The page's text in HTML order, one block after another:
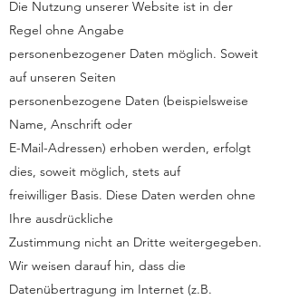
Die Nutzung unserer Website ist in der
Regel ohne Angabe
personenbezogener Daten möglich. Soweit
auf unseren Seiten
personenbezogene Daten (beispielsweise
Name, Anschrift oder
E-Mail-Adressen) erhoben werden, erfolgt
dies, soweit möglich, stets auf
freiwilliger Basis. Diese Daten werden ohne
Ihre ausdrückliche
Zustimmung nicht an Dritte weitergegeben.
Wir weisen darauf hin, dass die
Datenübertragung im Internet (z.B.